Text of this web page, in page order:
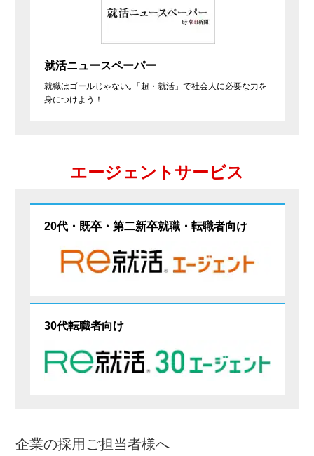
就活ニュースペーパー
就職はゴールじゃない｡「超・就活」で社会人に必要な力を
身につけよう！
エージェントサービス
20代・既卒・第二新卒就職・転職者向け
30代転職者向け
企業の採用ご担当者様へ